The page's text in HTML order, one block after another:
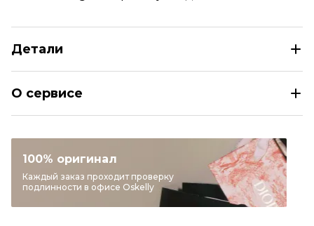
Детали
Категория
Бренд
MIU MIU
Материал одежды
Хлопок
О сервисе
100% оригинал
Каждый заказ проходит проверку
подлинности в офисе Oskelly